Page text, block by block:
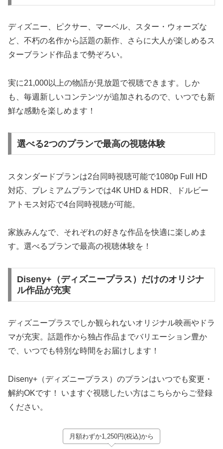
ディズニー、ピクサー、マーベル、スター・ウォーズな
ど、不朽の名作から話題の新作、さらに大人が楽しめるス
ターブランド作品まで勢ぞろい。
実に21,000以上の物語が見放題で視聴できます。しか
も、毎週新しいコンテンツが追加されるので、いつでも新
鮮な感動を楽しめます！
選べる2つのプランで最高の視聴体験
スタンダードプランは2台同時視聴可能で1080p Full HD
対応、プレミアムプランでは4K UHD & HDR、ドルビー
アトモス対応で4台同時視聴が可能。
家族みんなで、それぞれの好きな作品を快適に楽しめま
す。選べるプランで最高の視聴体験を！
Diseny+（ディズニープラス）だけのオリジナ
ル作品が充実
ディズニープラスでしか観られないオリジナル映画やドラ
マが充実。話題作から独占作品までバリエーション豊か
で、いつでも特別な時間をお届けします！
Diseny+（ディズニープラス）のプランはいつでも変更・
解約OKです！ いますぐ視聴したい方はこちらからご登録
ください。
月額わずか1,250円(税込)から